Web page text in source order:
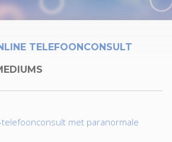
TELEFOONCONSULT
telefoonconsult met paranormale